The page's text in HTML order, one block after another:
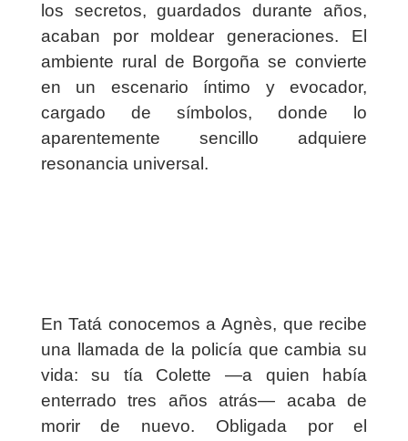
los secretos, guardados durante años,
acaban por moldear generaciones. El
ambiente rural de Borgoña se convierte
en un escenario íntimo y evocador,
cargado de símbolos, donde lo
aparentemente sencillo adquiere
resonancia universal.
En Tatá conocemos a Agnès, que recibe
una llamada de la policía que cambia su
vida: su tía Colette —a quien había
enterrado tres años atrás— acaba de
morir de nuevo. Obligada por el